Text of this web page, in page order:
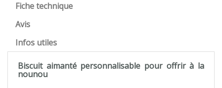
Fiche technique
Avis
Infos utiles
Biscuit aimanté personnalisable pour offrir à la
nounou